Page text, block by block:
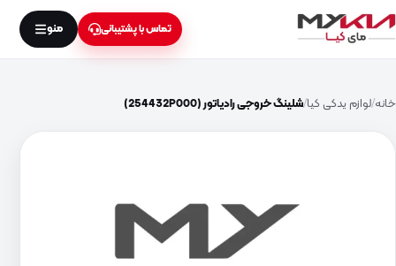
تماس با پشتیبانی منو
خانه لوازم یدکی کیا شلینگ خروجی رادیاتور (254432P000)